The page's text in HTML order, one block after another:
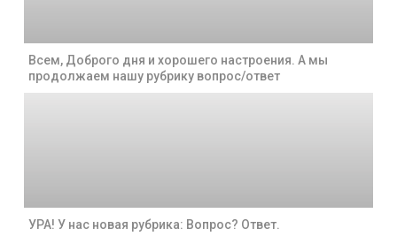
Всем, Доброго дня и хорошего настроения. А мы
продолжаем нашу рубрику вопрос/ответ
УРА! У нас новая рубрика: Вопрос? Ответ.